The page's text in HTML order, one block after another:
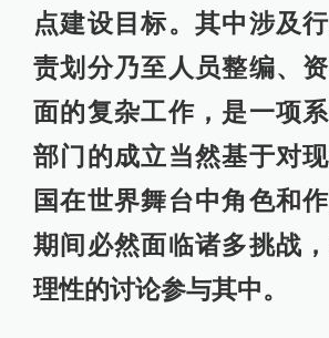
点建设目标。其中涉及
责划分乃至人员整编、
面的复杂工作，是一项
部门的成立当然基于对
国在世界舞台中角色和
期间必然面临诸多挑战
理性的讨论参与其中。